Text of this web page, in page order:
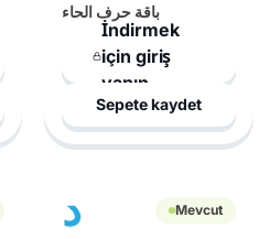
باقة حرف الحاء
İndirmek
için giriş
yapın
Sepete kaydet
د Mevcut